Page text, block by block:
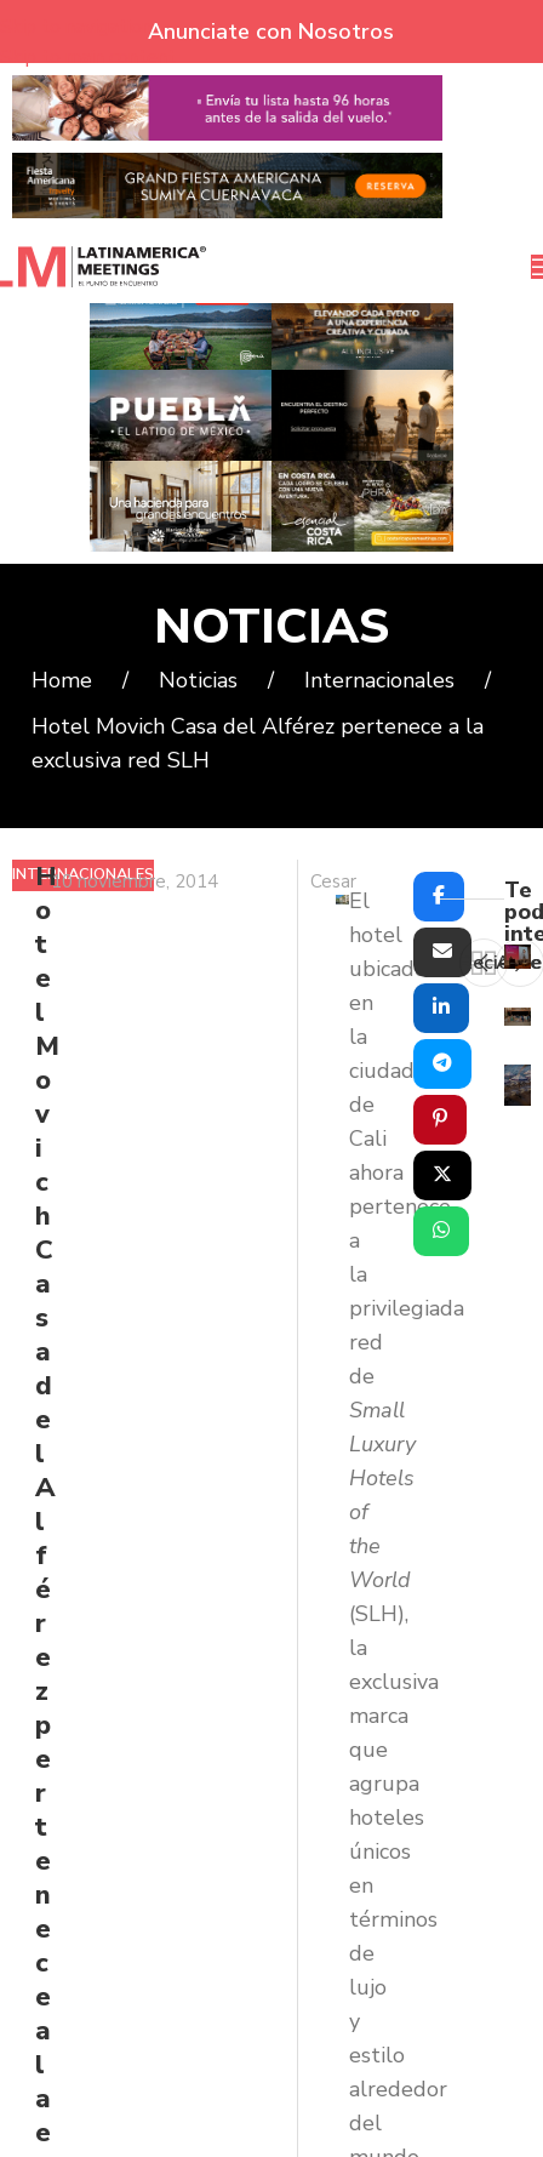
Skip to navigation
Skip to main content
Anunciate con Nosotros
NOTICIAS
Home / Noticias / Internacionales
/
Hotel Movich Casa del Alférez pertenece a la
exclusiva red SLH
INTERNACIONALES
H
o
t
e
l
M
o
v
i
c
h
C
a
s
a
d
e
l
A
l
f
é
r
e
z
p
e
r
t
e
n
e
c
e
a
l
a
e
10 noviembre, 2014 Cesar
El
hotel
ubicado
en
la
ciudad
de
Cali
ahora
pertenece
a
la
privilegiada
red
de
Small
Luxury
Hotels
of
the
World
(SLH),
la
exclusiva
marca
que
agrupa
hoteles
únicos
en
términos
de
lujo
y
estilo
alrededor
del
Reciente
Te